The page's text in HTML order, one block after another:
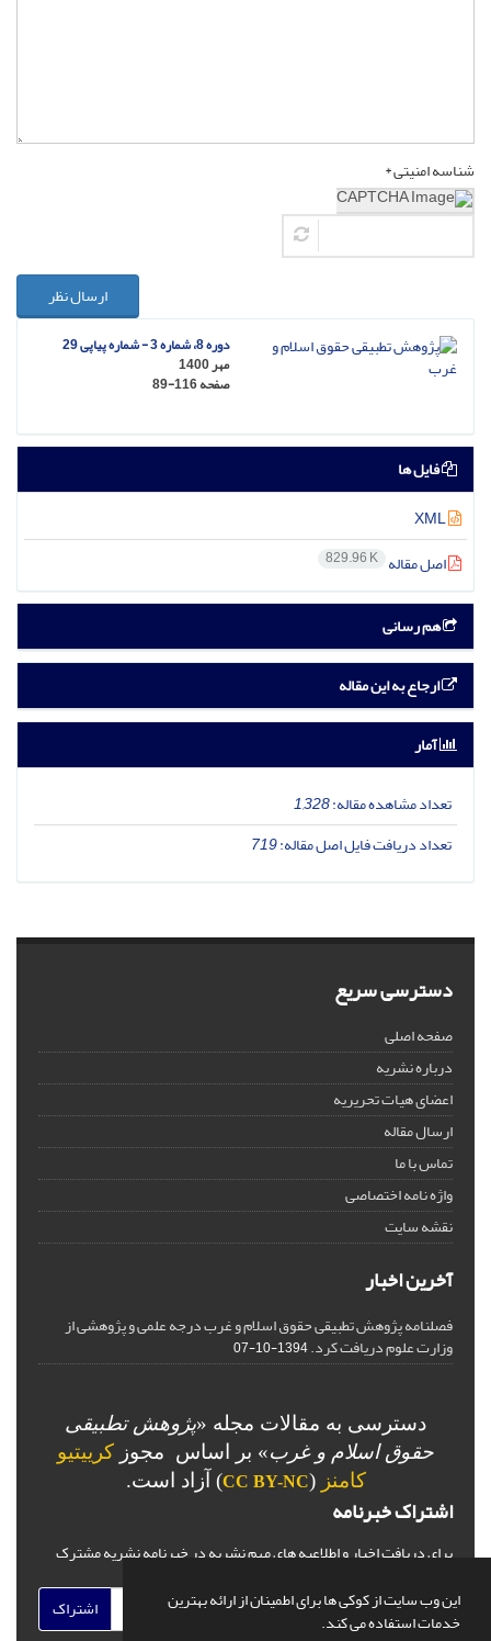
این وب سایت از کوکی ها برای اطمینان از ارائه بهترین
خدمات استفاده می کند.
شناسه امنیتی *
ارسال نظر
دوره 8، شماره 3 - شماره پیاپی 29
مهر 1400
صفحه89-116
فایل ها
اصل مقاله 829.96 K
هم رسانی
ارجاع به این مقاله
آمار
تعداد مشاهده مقاله:1,328
تعداد دریافت فایل اصل مقاله:719
دسترسی سریع
صفحه اصلی
درباره نشریه
اعضای هیات تحریریه
ارسال مقاله
تماس با ما
واژه نامه اختصاصی
نقشه سایت
آخرین اخبار
فصلنامه پژوهش تطبیقی حقوق اسلام و غرب درجه علمی و پژوهشی از
وزارت علوم دریافت کرد.1394-10-07
دسترسی به مقالات مجله «پژوهش تطبیقی
حقوق اسلام و غرب» بر اساس مجوز کرییتیو
کامنز (
CC BY-NC) آزاد است.
اشتراک خبرنامه
برای دریافت اخبار و اطلاعیه های مهم نشریه در خبرنامه نشریه مشترک
اشتراک